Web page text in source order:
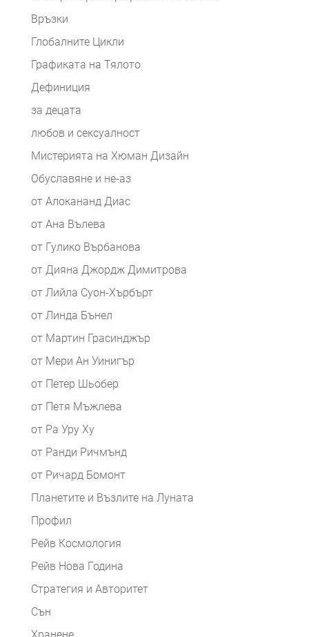
Връзки
Глобалните Цикли
Графиката на Тялото
Дефиниция
за децата
любов и сексуалност
Мистерията на Хюман Дизайн
Обуславяне и не-аз
от Алокананд Диас
от Ана Вълева
от Гулико Върбанова
от Дияна Джордж Димитрова
от Лийла Суон-Хърбърт
от Линда Бънел
от Мартин Грасинджър
от Мери Ан Уинигър
от Петер Шьобер
от Петя Мъжлева
от Ра Уру Ху
от Ранди Ричмънд
от Ричард Бомонт
Планетите и Възлите на Луната
Профил
Рейв Космология
Рейв Нова Година
Стратегия и Авторитет
Сън
Хранене